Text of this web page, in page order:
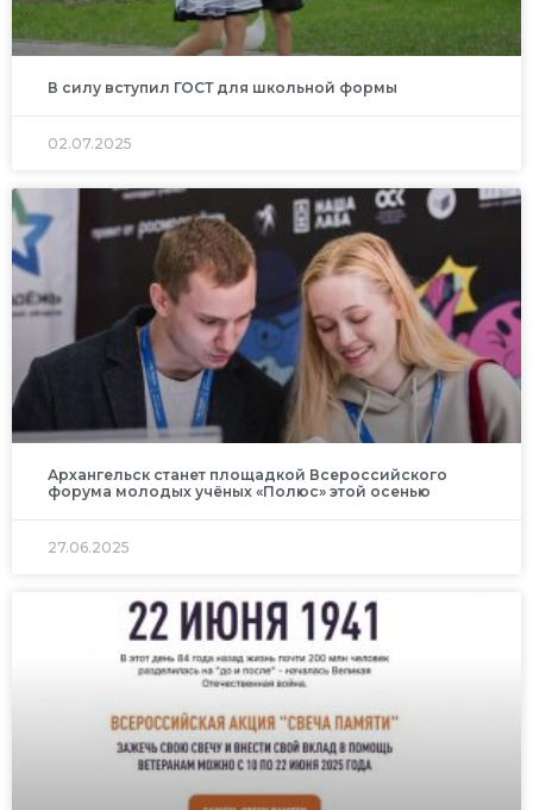
В силу вступил ГОСТ для школьной формы
02.07.2025
Архангельск станет площадкой Всероссийского
форума молодых учёных «Полюс» этой осенью
27.06.2025